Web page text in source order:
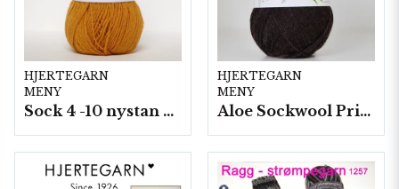
HJERTEGARN
MENY
Sock 4 -10 nystan a50g./fp.
HJERTEGARN
MENY
Aloe Sockwool Print-, 10 nystan a100 g./fp.